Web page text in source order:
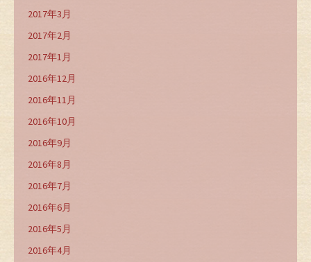
2017年3月
2017年2月
2017年1月
2016年12月
2016年11月
2016年10月
2016年9月
2016年8月
2016年7月
2016年6月
2016年5月
2016年4月